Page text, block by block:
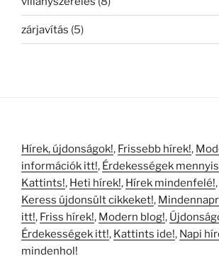
zárjavítás (5)
Hírek, újdonságok!, Frissebb hírek!,
információk itt!, Érdekességek
Kattints!, Heti hírek!, Hírek mindenfelé!,
Keress újdonsült cikkeket!,
itt!, Friss hírek!, Modern blog!,
Érdekességek itt!, Kattints ide!, Napi
mindenhol!